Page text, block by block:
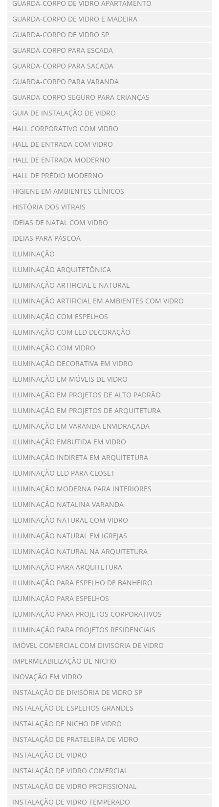
GUARDA-CORPO DE VIDRO APARTAMENTO
GUARDA-CORPO DE VIDRO E MADEIRA
GUARDA-CORPO DE VIDRO SP
GUARDA-CORPO PARA ESCADA
GUARDA-CORPO PARA SACADA
GUARDA-CORPO PARA VARANDA
GUARDA-CORPO SEGURO PARA CRIANÇAS
GUIA DE INSTALAÇÃO DE VIDRO
HALL CORPORATIVO COM VIDRO
HALL DE ENTRADA COM VIDRO
HALL DE ENTRADA MODERNO
HALL DE PRÉDIO MODERNO
HIGIENE EM AMBIENTES CLÍNICOS
HISTÓRIA DOS VITRAIS
IDEIAS DE NATAL COM VIDRO
IDEIAS PARA PÁSCOA
ILUMINAÇÃO
ILUMINAÇÃO ARQUITETÔNICA
ILUMINAÇÃO ARTIFICIAL E NATURAL
ILUMINAÇÃO ARTIFICIAL EM AMBIENTES COM VIDRO
ILUMINAÇÃO COM ESPELHOS
ILUMINAÇÃO COM LED DECORAÇÃO
ILUMINAÇÃO COM VIDRO
ILUMINAÇÃO DECORATIVA EM VIDRO
ILUMINAÇÃO EM MÓVEIS DE VIDRO
ILUMINAÇÃO EM PROJETOS DE ALTO PADRÃO
ILUMINAÇÃO EM PROJETOS DE ARQUITETURA
ILUMINAÇÃO EM VARANDA ENVIDRAÇADA
ILUMINAÇÃO EMBUTIDA EM VIDRO
ILUMINAÇÃO INDIRETA EM ARQUITETURA
ILUMINAÇÃO LED PARA CLOSET
ILUMINAÇÃO MODERNA PARA INTERIORES
ILUMINAÇÃO NATALINA VARANDA
ILUMINAÇÃO NATURAL COM VIDRO
ILUMINAÇÃO NATURAL EM IGREJAS
ILUMINAÇÃO NATURAL NA ARQUITETURA
ILUMINAÇÃO PARA ARQUITETURA
ILUMINAÇÃO PARA ESPELHO DE BANHEIRO
ILUMINAÇÃO PARA ESPELHOS
ILUMINAÇÃO PARA PROJETOS CORPORATIVOS
ILUMINAÇÃO PARA PROJETOS RESIDENCIAIS
IMÓVEL COMERCIAL COM DIVISÓRIA DE VIDRO
IMPERMEABILIZAÇÃO DE NICHO
INOVAÇÃO EM VIDRO
INSTALAÇÃO DE DIVISÓRIA DE VIDRO SP
INSTALAÇÃO DE ESPELHOS GRANDES
INSTALAÇÃO DE NICHO DE VIDRO
INSTALAÇÃO DE PRATELEIRA DE VIDRO
INSTALAÇÃO DE VIDRO
INSTALAÇÃO DE VIDRO COMERCIAL
INSTALAÇÃO DE VIDRO PROFISSIONAL
INSTALAÇÃO DE VIDRO TEMPERADO